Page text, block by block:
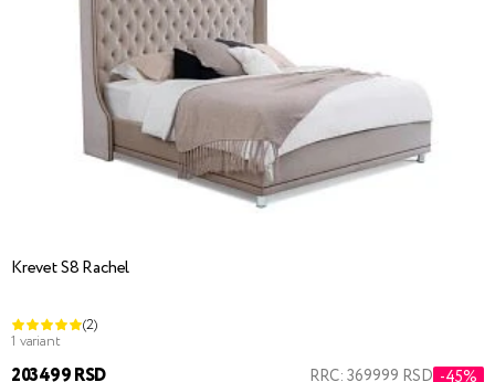
Krevet S8 Rachel
(2)
1 variant
203499 RSD RRC: 369999 RSD -45%